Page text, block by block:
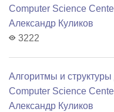
Computer Science
Александр Куликов
3222
Алгоритмы и
Computer Science
Александр Куликов